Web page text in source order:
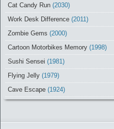
Cat Candy Run (2030)
Work Desk Difference (2011)
Zombie Gems (2000)
Cartoon Motorbikes Memory (1998)
Sushi Sensei (1981)
Flying Jelly (1979)
Cave Escape (1924)